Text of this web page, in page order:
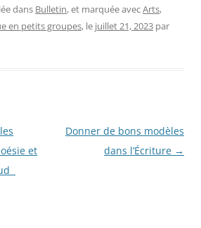
dans Bulletin, et marquée avecArts,
en petits groupes, le juillet 21, 2023 par
et
Donner de bons modèles
dans l’Écriture →